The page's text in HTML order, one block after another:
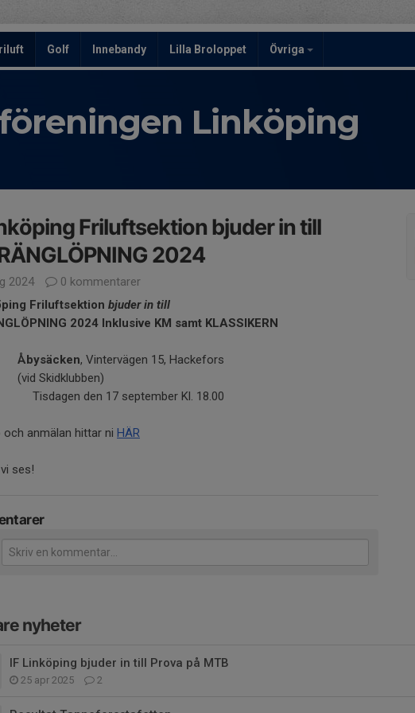
Golf Innebandy Lilla Broloppet Övriga
Linköping
Friluftsektion bjuder in till
2024
2024
0 kommentarer
Friluftsektion bjuder in till
2024 Inklusive KM samt KLASSIKERN
Åbysäcken, Vintervägen 15, Hackefors
Tisdagen den 17 september Kl. 18.00
anmälan hittar ni HÄR
ses!
nyheter
IF Linköping bjuder in till Prova på MTB
25 apr 2025 2